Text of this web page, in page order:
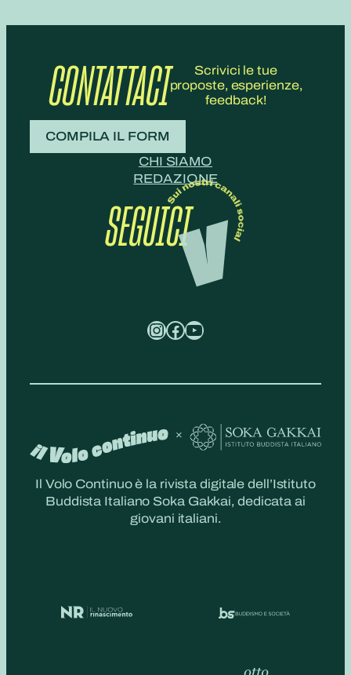
CONTATTACI
Scrivici le tue
proposte, esperienze,
feedback!
COMPILA IL FORM
CHI SIAMO
REDAZIONE
SEGUICI
InstagramFacebook YouTube
Il Volo Continuo è la rivista digitale dell’Istituto
Buddista Italiano Soka Gakkai, dedicata ai
giovani italiani.